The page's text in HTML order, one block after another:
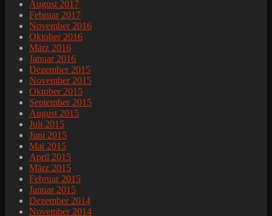
August 2017
Februar 2017
November 2016
Oktober 2016
März 2016
Januar 2016
Dezember 2015
November 2015
Oktober 2015
September 2015
August 2015
Juli 2015
Juni 2015
Mai 2015
April 2015
März 2015
Februar 2015
Januar 2015
Dezember 2014
November 2014